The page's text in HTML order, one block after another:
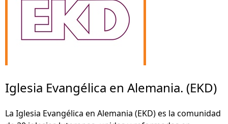
Iglesia Evangélica en Alemania. (EKD)
La Iglesia Evangélica en Alemania (EKD) es la comunidad